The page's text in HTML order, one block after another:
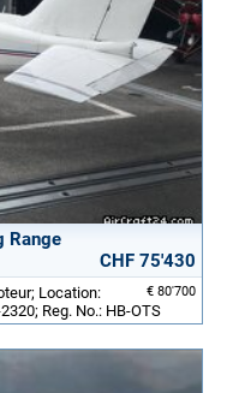
Range
CHF 75'430
€ 80'700
Location:
Reg. No.: HB-OTS